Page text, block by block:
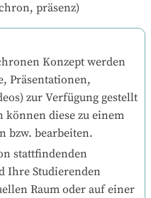
präsenz)
Konzept werden
Präsentationen,
zur Verfügung gestellt
diese zu einem
bzw. bearbeiten.
stattfindenden
Ihre Studierenden
Raum oder auf einer